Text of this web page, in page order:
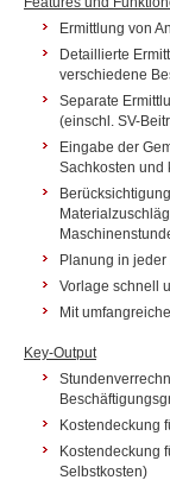
Ermittlung von
Detaillierte
verschiedene
Separate
(einschl. SV-
Eingabe der
Sachkosten und
Planung in
Vorlage schnell
Mit
Key-Output
Kostendeckung
Kostendeckung
Selbstkosten)